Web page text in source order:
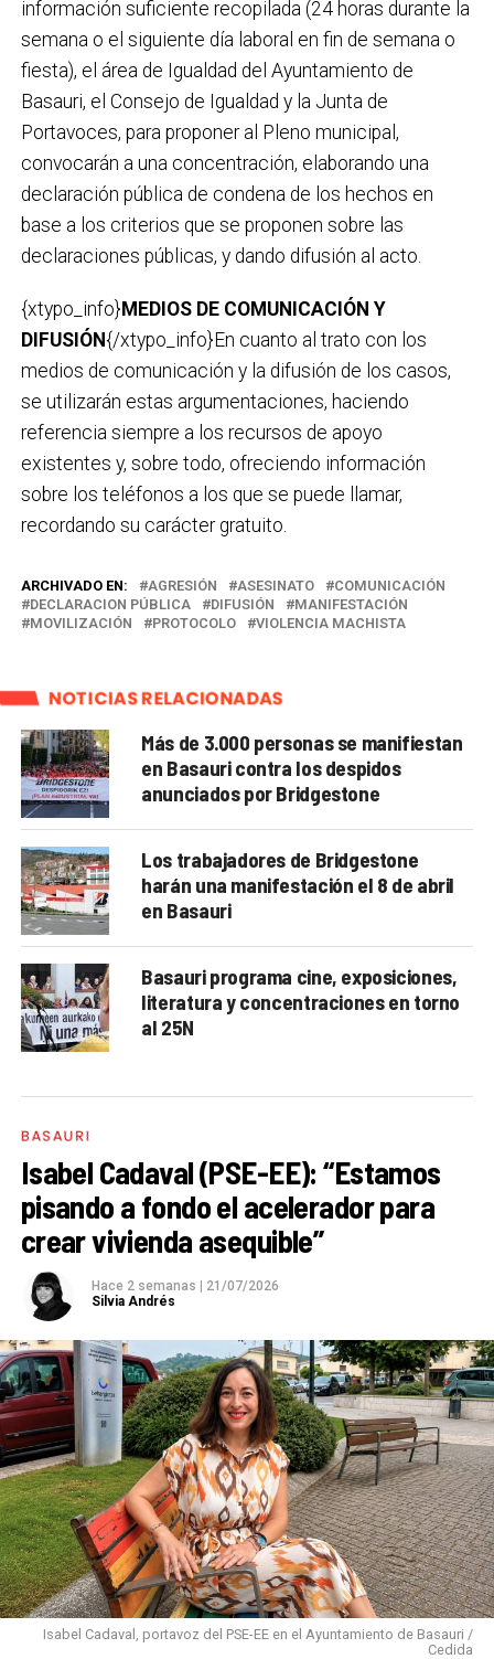
información suficiente recopilada (24 horas durante la
semana o el siguiente día laboral en fin de semana o
fiesta), el área de Igualdad del Ayuntamiento de
Basauri, el Consejo de Igualdad y la Junta de
Portavoces, para proponer al Pleno municipal,
convocarán a una concentración, elaborando una
declaración pública de condena de los hechos en
base a los criterios que se proponen sobre las
declaraciones públicas, y dando difusión al acto.
{xtypo_info}MEDIOS DE COMUNICACIÓN Y
DIFUSIÓN{/xtypo_info}En cuanto al trato con los
medios de comunicación y la difusión de los casos,
se utilizarán estas argumentaciones, haciendo
referencia siempre a los recursos de apoyo
existentes y, sobre todo, ofreciendo información
sobre los teléfonos a los que se puede llamar,
recordando su carácter gratuito.
ARCHIVADO EN: AGRESIÓN ASESINATO
COMUNICACIÓN
DECLARACION PÚBLICA
DIFUSIÓN
MANIFESTACIÓN
MOVILIZACIÓN
PROTOCOLO VIOLENCIA MACHISTA
NOTICIAS RELACIONADAS
Más de 3.000 personas se manifiestan
en Basauri contra los despidos
anunciados por Bridgestone
Los trabajadores de Bridgestone
harán una manifestación el 8 de abril
en Basauri
Basauri programa cine, exposiciones,
literatura y concentraciones en torno
al 25N
BASAURI
Isabel Cadaval (PSE-EE): “Estamos
pisando a fondo el acelerador para
crear vivienda asequible”
Hace 2 semanas
21/07/2026
Silvia Andrés
Isabel Cadaval, portavoz del PSE-EE en el Ayuntamiento de Basauri /
Cedida